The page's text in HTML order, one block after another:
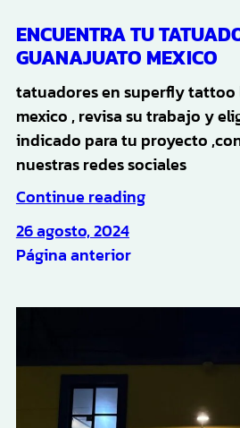
ENCUENTRA TU
GUANAJUATO MEXICO
tatuadores en superfly
mexico , revisa su trabajo y
indicado para tu proyecto
nuestras redes sociales
Continue reading
26 agosto, 2024
Página anterior